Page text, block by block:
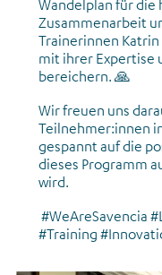
Wandelplan für die
Zusammenarbeit
Trainerinnen
mit ihrer Expertise
bereichern. 🙏
Wir freuen uns
Teilnehmer:innen
gespannt auf die
dieses Programm
wird.
#WeAreSavencia
#Training